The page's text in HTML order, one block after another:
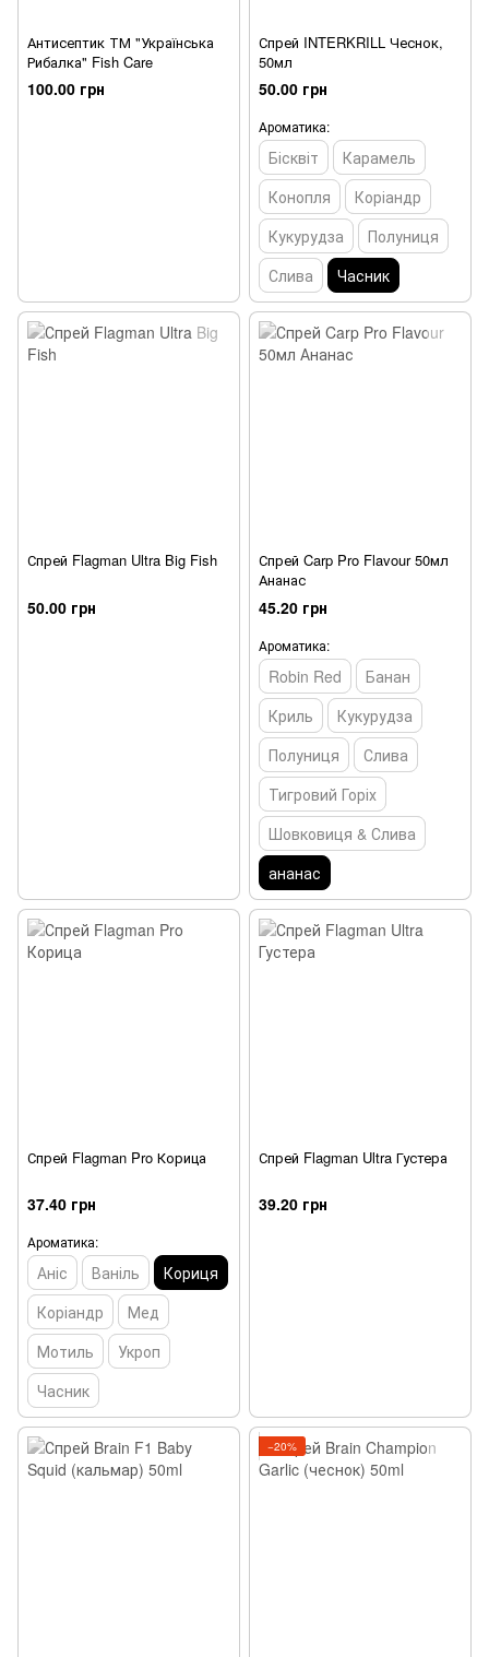
Антисептик ТМ "Українська
Рибалка" Fish Care
100.00 грн
Спрей INTERKRILL Чеснок,
50мл
50.00 грн
Ароматика:
Бісквіт
Карамель
Конопля
Коріандр
Кукурудза
Полуниця
Слива
Часник
Спрей Flagman Ultra Big Fish
50.00 грн
Спрей Carp Pro Flavour 50мл
Ананас
45.20 грн
Ароматика:
Robin Red
Банан
Криль
Кукурудза
Полуниця
Слива
Тигровий Горіх
Шовковиця & Слива
ананас
Спрей Flagman Pro Корица
37.40 грн
Ароматика:
Аніс Ваніль
Кориця
Коріандр
Мед
Мотиль
Укроп
Часник
Спрей Flagman Ultra Густера
39.20 грн
−20%